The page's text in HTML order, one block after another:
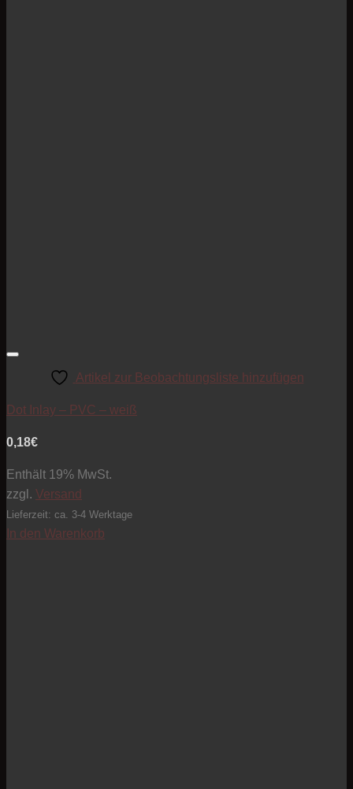
Artikel zur Beobachtungsliste hinzufügen
Dot Inlay – PVC – weiß
0,18€
Enthält 19% MwSt.
zzgl. Versand
Lieferzeit: ca. 3-4 Werktage
In den Warenkorb